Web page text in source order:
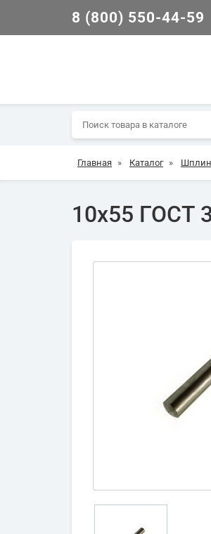
8 (800) 550-44-59
Главная » Каталог »
10х55 ГОСТ